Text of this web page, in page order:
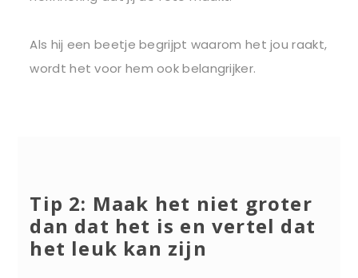
Als hij een beetje begrijpt waarom het jou raakt,
wordt het voor hem ook belangrijker.
Tip 2: Maak het niet groter
dan dat het is en vertel dat
het leuk kan zijn